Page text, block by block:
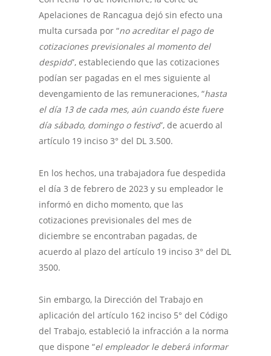
Apelaciones de Rancagua dejó sin efecto una
multa cursada por “no acreditar el pago de
cotizaciones previsionales al momento del
despido”, estableciendo que las cotizaciones
podían ser pagadas en el mes siguiente al
devengamiento de las remuneraciones, “hasta
el día 13 de cada mes, aún cuando éste fuere
día sábado, domingo o festivo”, de acuerdo al
artículo 19 inciso 3° del DL 3.500.
En los hechos, una trabajadora fue despedida
el día 3 de febrero de 2023 y su empleador le
informó en dicho momento, que las
cotizaciones previsionales del mes de
diciembre se encontraban pagadas, de
acuerdo al plazo del artículo 19 inciso 3° del DL
3500.
Sin embargo, la Dirección del Trabajo en
aplicación del artículo 162 inciso 5° del Código
del Trabajo, estableció la infracción a la norma
que dispone “el empleador le deberá informar